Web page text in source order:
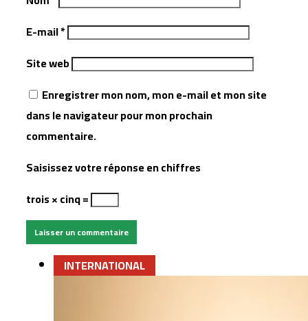
E-mail*
Site web
Enregistrer mon nom, mon e-mail et mon site
dans le navigateur pour mon prochain
commentaire.
Saisissez votre réponse en chiffres
trois × cinq =
INTERNATIONAL